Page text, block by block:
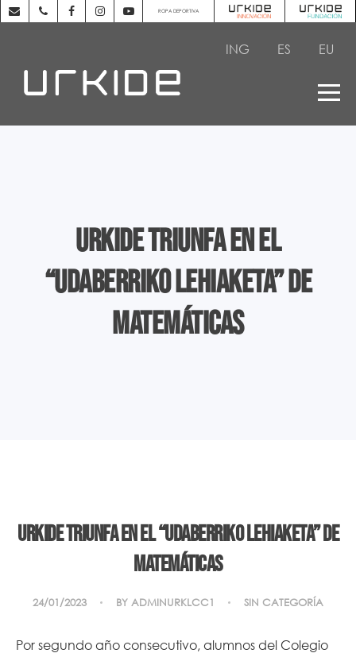
ROPA DEPORTIVA
ING ES EU
URKIDE TRIUNFA EN EL
“UDABERRIKO LEHIAKETA” DE
MATEMÁTICAS
URKIDE TRIUNFA EN EL “UDABERRIKO LEHIAKETA” DE
MATEMÁTICAS
24/01/2023 BY ADMINURKLCC1 SIN CATEGORÍA
Por segundo año consecutivo, alumnos del Colegio